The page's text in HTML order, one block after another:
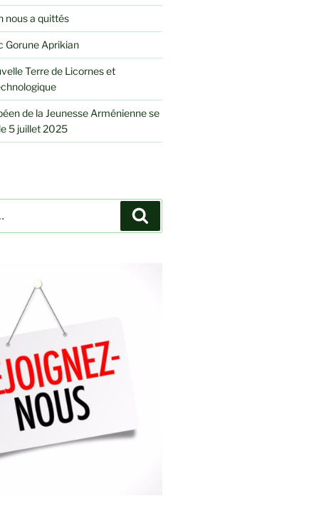
nous a quittés
Gorune Aprikian
Terre de Licornes et
de la Jeunesse Arménienne se
5 juillet 2025